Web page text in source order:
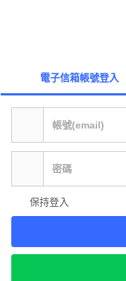
電子信箱帳號登入
保持登入